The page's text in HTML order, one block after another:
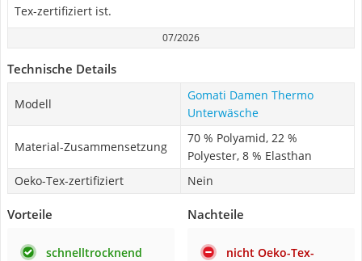
Tex-zertifiziert ist.
07/2026
Technische Details
Modell
Gomati Damen Thermo
Unterwäsche
Material-Zusammensetzung
70 % Polyamid, 22 %
Polyester, 8 % Elasthan
Oeko-Tex-zertifiziert
Nein
Vorteile
schnelltrocknend
Nachteile
nicht Oeko-Tex-